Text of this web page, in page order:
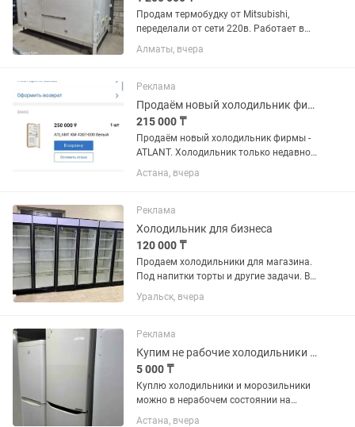
Продам термобудку от Mitsubishi,
переделали от сети 220в. Работает в
двух вариантах как плюсовой
холодильник и минусовой
Ауэзовский район, мкр.Достык. Выше
Кар сити....
Алматы, вчера
Реклама
Продаём новый холодильник фирмы - ATLANT.
215 000 ₸
Продаём новый холодильник фирмы -
ATLANT. Холодильник только недавно
купили. Продаём, в связи с тем что не
подошёл по размеру. Холодильник
установки в кухонный...
Астана, вчера
Реклама
Холодильник для бизнеса
120 000 ₸
Продаем холодильники для магазина.
Под напитки торты и другие задачи. В
отличном состоянии. В заправке не
нуждаются. Полки полный комплект.
Температура хранения +4...
Уральск, вчера
Реклама
Купим не рабочие холодильники и морозильники
5 000 ₸
Куплю холодильники и морозильники
можно в нерабочем состоянии на
запчасти
Астана, вчера